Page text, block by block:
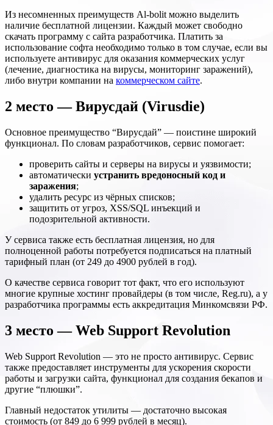
Из несомненных преимуществ Al-bolit можно выделить
наличие бесплатной лицензии. Каждый может свободно
скачать программу с сайта разработчика. Платить за
использование софта необходимо только в том случае, если вы
используете антивирус для оказания коммерческих услуг
(лечение, диагностика на вирусы, мониторинг заражений),
либо внутри компании на коммерческом сайте.
2 место — Вирусдай (Virusdie)
Основное преимущество “Вирусдай” — поистине широкий
функционал. По словам разработчиков, сервис помогает:
проверить сайты и серверы на вирусы и уязвимости;
автоматически устранить вредоносный код и
заражения;
удалить ресурс из чёрных списков;
защитить от угроз, XSS/SQL инъекций и
подозрительной активности.
У сервиса также есть бесплатная лицензия, но для
полноценной работы потребуется подписаться на платный
тарифный план (от 249 до 4900 рублей в год).
О качестве сервиса говорит тот факт, что его используют
многие крупные хостинг провайдеры (в том числе, Reg.ru), а у
разработчика программы есть аккредитация Минкомсвязи РФ.
3 место — Web Support Revolution
Web Support Revolution — это не просто антивирус. Сервис
также предоставляет инструменты для ускорения скорости
работы и загрузки сайта, функционал для создания бекапов и
другие “плюшки”.
Главный недостаток утилиты — достаточно высокая
стоимость (от 849 до 6 999 рублей в месяц).